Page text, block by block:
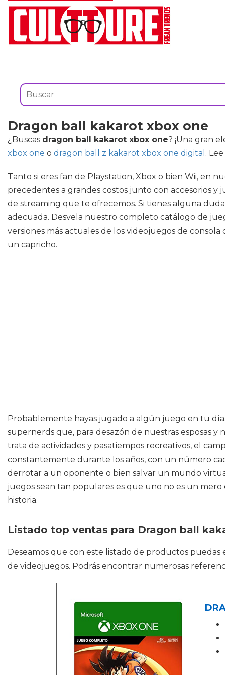
Dragon ball kakarot xbox one
¿Buscas dragon ball kakarot xbox one? ¡Una gran
xbox one o dragon ball z kakarot xbox one digital .
Tanto si eres fan de Playstation, Xbox o bien Wii, en
precedentes a grandes costos junto con accesorios y
de streaming que te ofrecemos. Si tienes alguna
adecuada. Desvela nuestro completo catálogo de
versiones más actuales de los videojuegos de
un capricho.
Probablemente hayas jugado a algún juego en tu
supernerds que, para desazón de nuestras esposas y
trata de actividades y pasatiempos recreativos, el
constantemente durante los años, con un número
derrotar a un oponente o bien salvar un mundo
juegos sean tan populares es que uno no es un
historia.
Listado top ventas para Dragon ball
Deseamos que con este listado de productos
de videojuegos. Podrás encontrar numerosas